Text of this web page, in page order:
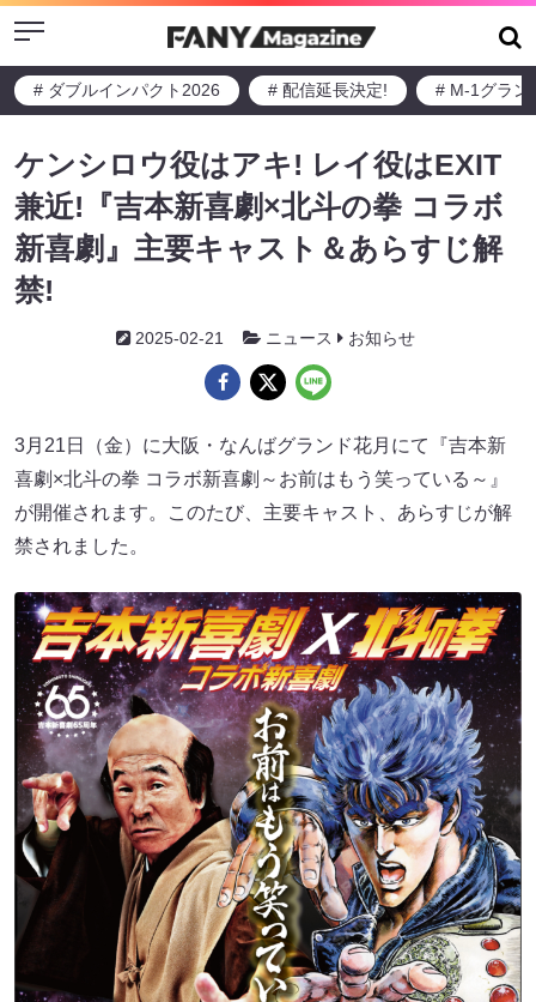
Menu
# ダブルインパクト2026 # 配信延長決定! # M-1グラン
ケンシロウ役はアキ! レイ役はEXIT
兼近!『吉本新喜劇×北斗の拳 コラボ
新喜劇』主要キャスト＆あらすじ解
禁!
2025-02-21 ニュース お知らせ
3月21日（金）に大阪・なんばグランド花月にて『吉本新
喜劇×北斗の拳 コラボ新喜劇～お前はもう笑っている～』
が開催されます。このたび、主要キャスト、あらすじが解
禁されました。